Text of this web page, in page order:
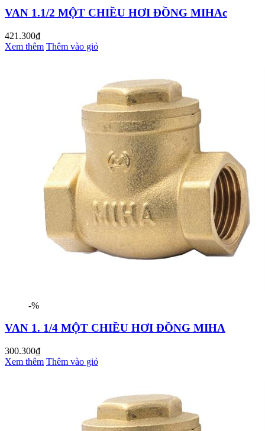
VAN 1.1/2 MỘT CHIỀU HƠI ĐỒNG MIHAc
421.300₫
Xem thêm Thêm vào giỏ
-%
VAN 1. 1/4 MỘT CHIỀU HƠI ĐỒNG MIHA
300.300₫
Xem thêm Thêm vào giỏ